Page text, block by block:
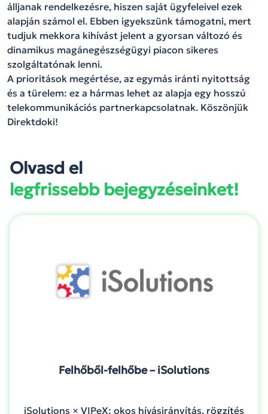
álljanak rendelkezésre, hiszen saját ügyfeleivel ezek
alapján számol el. Ebben igyekszünk támogatni, mert
tudjuk mekkora kihívást jelent a gyorsan változó és
dinamikus magánegészségügyi piacon sikeres
szolgáltatónak lenni.
A prioritások megértése, az egymás iránti nyitottság
és a türelem: ez a hármas lehet az alapja egy hosszú
telekommunikációs partnerkapcsolatnak. Köszönjük
Direktdoki!
Olvasd el
legfrissebb bejegyzéseinket!
Felhőből-felhőbe – iSolutions
iSolutions × VIPeX: okos hívásirányítás, rögzítés